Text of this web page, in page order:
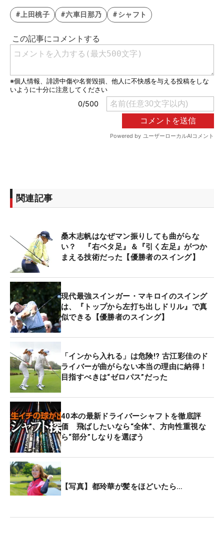
#上田桃子 #六車日那乃 #シャフト
関連記事
桑木志帆はなぜマン振りしても曲がらな
い？ 『右ベタ足』＆『引く左足』がつか
まえる技術だった【優勝者のスイング】
現代最強スインガー・マキロイのスイング
は、『トップから左打ち出しドリル』で真
似できる【優勝者のスイング】
「インから入れる」は危険!? 古江彩佳のド
ライバーが曲がらない本当の理由に納得！
目指すべきは“ゼロパス”だった
40本の最新ドライバーシャフトを徹底評
価 飛ばしたいなら“全体”、方向性重視な
ら“部分”しなりを選ぼう
【写真】都玲華が髪をほどいたら…